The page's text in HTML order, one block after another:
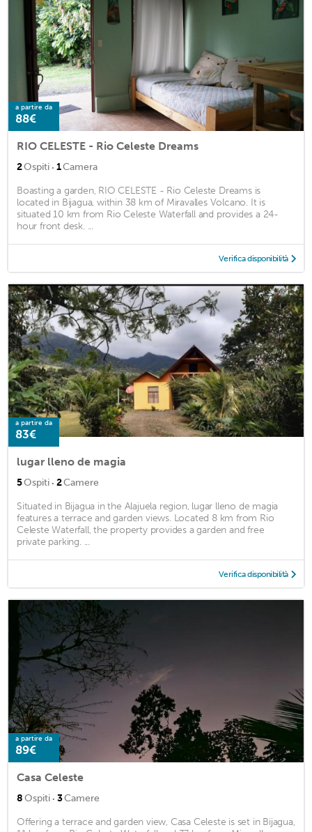
a partire da
88€
RIO CELESTE - Rio Celeste Dreams
2Ospiti · 1Camera
Boasting a garden, RIO CELESTE - Rio Celeste Dreams is
located in Bijagua, within 38 km of Miravalles Volcano. It is
situated 10 km from Rio Celeste Waterfall and provides a 24-
hour front desk. ...
Verifica disponibilità
a partire da
83€
lugar lleno de magia
5Ospiti · 2Camere
Situated in Bijagua in the Alajuela region, lugar lleno de magia
features a terrace and garden views. Located 8 km from Rio
Celeste Waterfall, the property provides a garden and free
private parking. ...
Verifica disponibilità
a partire da
89€
Casa Celeste
8Ospiti · 3Camere
Offering a terrace and garden view, Casa Celeste is set in Bijagua,